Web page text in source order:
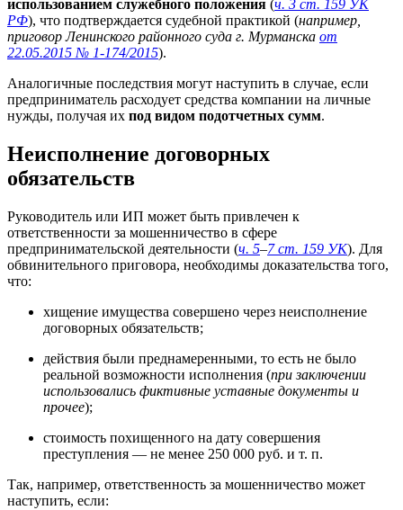
использованием служебного положения (ч. 3 ст. 159 УК
РФ), что подтверждается судебной практикой (например,
приговор Ленинского районного суда г. Мурманска от
22.05.2015 № 1-174/2015).
Аналогичные последствия могут наступить в случае, если
предприниматель расходует средства компании на личные
нужды, получая их под видом подотчетных сумм.
Неисполнение договорных
обязательств
Руководитель или ИП может быть привлечен к
ответственности за мошенничество в сфере
предпринимательской деятельности (ч. 5–7 ст. 159 УК). Для
обвинительного приговора, необходимы доказательства того,
что:
хищение имущества совершено через неисполнение
договорных обязательств;
действия были преднамеренными, то есть не было
реальной возможности исполнения (при заключении
использовались фиктивные уставные документы и
прочее);
стоимость похищенного на дату совершения
преступления — не менее 250 000 руб. и т. п.
Так, например, ответственность за мошенничество может
наступить, если: